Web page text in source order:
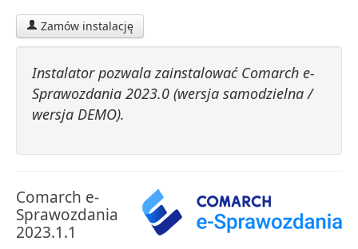
Zamów instalację
Instalator pozwala zainstalować Comarch e-
Sprawozdania 2023.0 (wersja samodzielna /
wersja DEMO).
Comarch e-
Sprawozdania
2023.1.1